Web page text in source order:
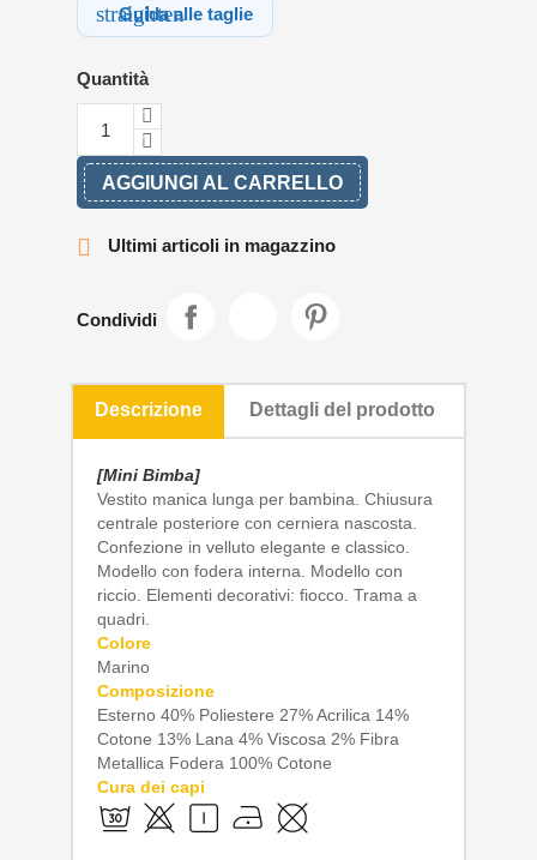
straighten
Guida alle taglie
Quantità
AGGIUNGI AL CARRELLO
 Ultimi articoli in magazzino
Condividi
Descrizione Dettagli del prodotto
[Mini Bimba]
Vestito manica lunga per bambina. Chiusura
centrale posteriore con cerniera nascosta.
Confezione in velluto elegante e classico.
Modello con fodera interna. Modello con
riccio. Elementi decorativi: fiocco. Trama a
quadri.
Colore
Marino
Composizione
Esterno 40% Poliestere 27% Acrilica 14%
Cotone 13% Lana 4% Viscosa 2% Fibra
Metallica Fodera 100% Cotone
Cura dei capi